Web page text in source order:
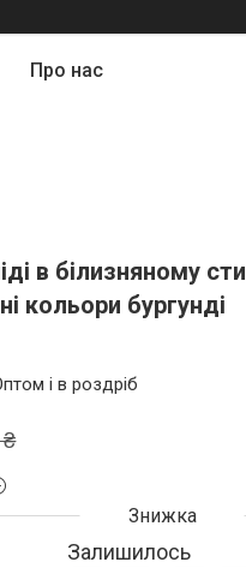
Про нас
в білизняному
кольори бургунді
і в роздріб
₴
Залишилось